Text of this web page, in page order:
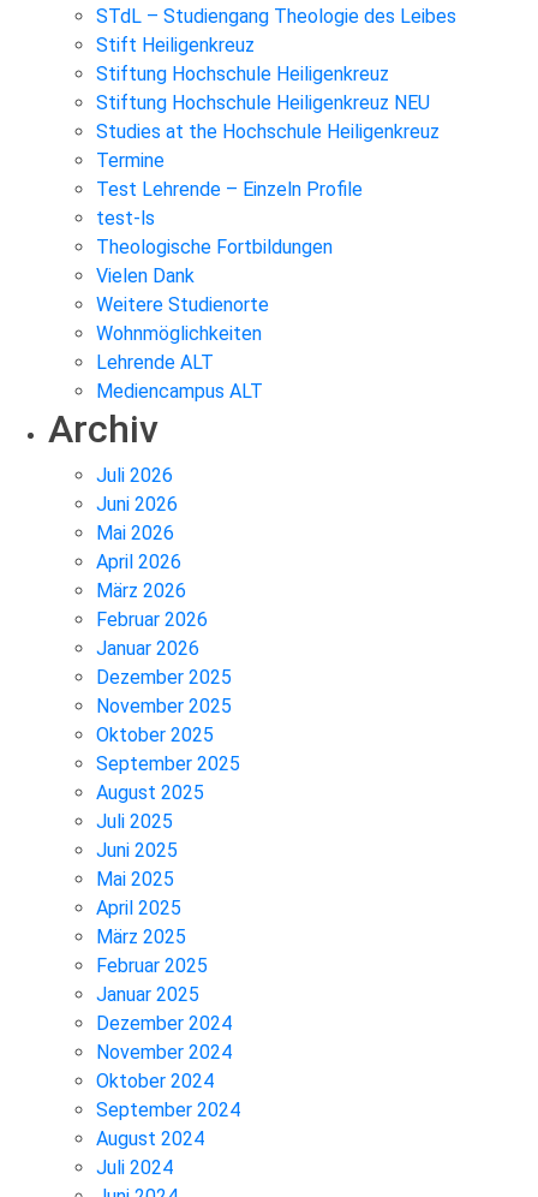
STdL – Studiengang Theologie des Leibes
Stift Heiligenkreuz
Stiftung Hochschule Heiligenkreuz
Stiftung Hochschule Heiligenkreuz NEU
Studies at the Hochschule Heiligenkreuz
Termine
Test Lehrende – Einzeln Profile
test-ls
Theologische Fortbildungen
Vielen Dank
Weitere Studienorte
Wohnmöglichkeiten
Lehrende ALT
Mediencampus ALT
Archiv
Juli 2026
Juni 2026
Mai 2026
April 2026
März 2026
Februar 2026
Januar 2026
Dezember 2025
November 2025
Oktober 2025
September 2025
August 2025
Juli 2025
Juni 2025
Mai 2025
April 2025
März 2025
Februar 2025
Januar 2025
Dezember 2024
November 2024
Oktober 2024
September 2024
August 2024
Juli 2024